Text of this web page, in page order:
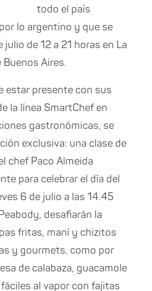
todo el país
lo argentino y que se
julio de 12 a 21 horas en La
Buenos Aires.
estar presente con sus
la línea SmartChef en
gastronómicas, se
exclusiva: una clase de
chef Paco Almeida
para celebrar el día del
6 de julio a las 14.45
desafiarán la
fritas, maní y chizitos
y gourmets, como por
de calabaza, guacamole
al vapor con fajitas